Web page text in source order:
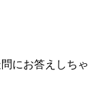
にお答えしちゃ